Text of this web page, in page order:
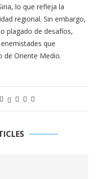
lo que refleja la
regional. Sin embargo,
plagado de desafíos,
que
de Oriente Medio.